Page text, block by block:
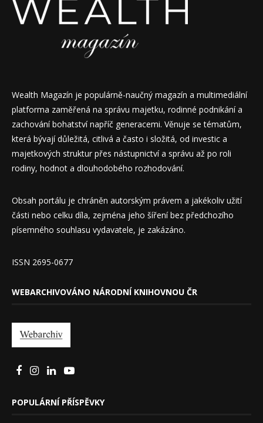
Wealth Magazín je populárně-naučný magazín a multimediální
platforma zaměřená na správu majetku, rodinné podnikání a
zachování bohatství napříč generacemi. Věnuje se tématům,
která bývají důležitá, citlivá a často i složitá, od investic a
majetkových struktur přes nástupnictví a správu až po roli
rodiny, hodnot a dlouhodobého rozhodování.
Obsah portálu je chráněn autorským právem a jakékoliv užití
části nebo celku díla, zejména jeho šíření bez předchozího
písemného souhlasu vydavatele, je zakázáno.
ISSN 2695-0677
WEBARCHIVOVÁNO NÁRODNÍ KNIHOVNOU ČR
POPULÁRNÍ PŘÍSPĚVKY